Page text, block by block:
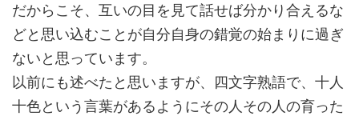
だからこそ、互いの目を見て話せば分かり合えるな
どと思い込むことが自分自身の錯覚の始まりに過ぎ
ないと思っています。
以前にも述べたと思いますが、四文字熟語で、十人
十色という言葉があるようにその人その人の育った